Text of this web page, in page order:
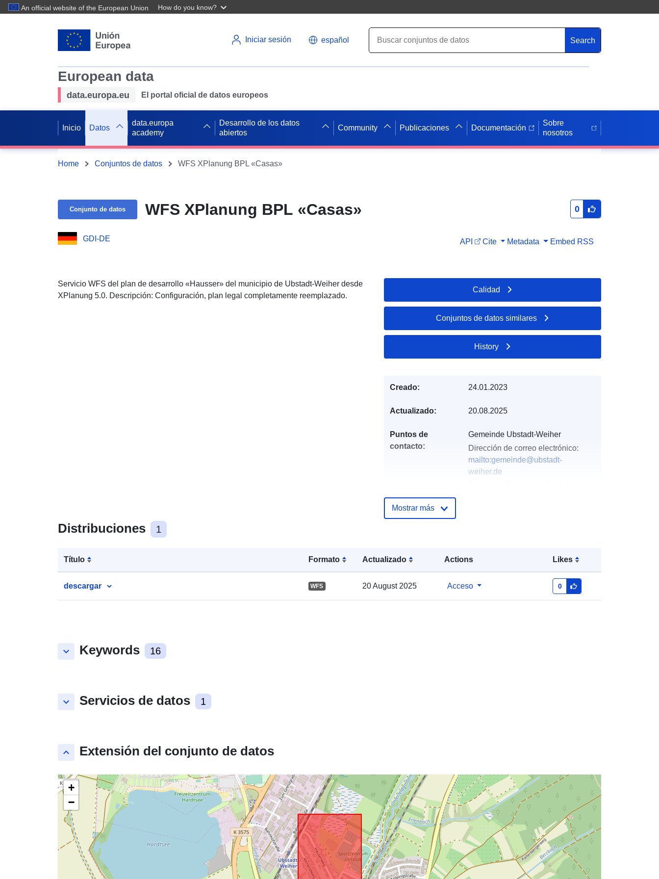
An official website of the European Union How do you know?
Iniciar sesión español Search
European data
data.europa.eu El portal oficial de datos europeos
Inicio Datos
data.europa
academy
Desarrollo de los datos
abiertos
Community Publicaciones Documentación
Sobre
nosotros
Home Conjuntos de datos WFS XPlanung BPL «Casas»
Conjunto de datos WFS XPlanung BPL «Casas» 0
GDI-DE API Cite Metadata Embed RSS
Servicio WFS del plan de desarrollo «Hausser» del municipio de Ubstadt-Weiher desde
XPlanung 5.0. Descripción: Configuración, plan legal completamente reemplazado.
Distribuciones 1
Título Formato Actualizado Actions Likes
descargar WFS 20 August 2025 Acceso 0
keyboard_arrow_down Keywords 16
keyboard_arrow_down Servicios de datos 1
keyboard_arrow_up Extensión del conjunto de datos
+
−
Calidad
Conjuntos de datos similares
History
Creado: 24.01.2023
Actualizado: 20.08.2025
Puntos de
contacto:
Gemeinde Ubstadt-Weiher
Dirección de correo electrónico:
mailto:gemeinde@ubstadt-
weiher.de
catálogo:
February 2026
Actualizado en data.europa.eu: 01
August 2026
e33af7e47142
Mostrar más